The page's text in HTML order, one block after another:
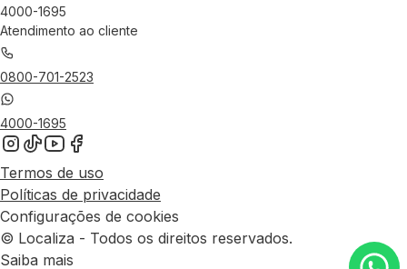
4000-1695
Atendimento ao cliente
0800-701-2523
4000-1695
Termos de uso
Políticas de privacidade
Configurações de cookies
© Localiza - Todos os direitos reservados.
Saiba mais